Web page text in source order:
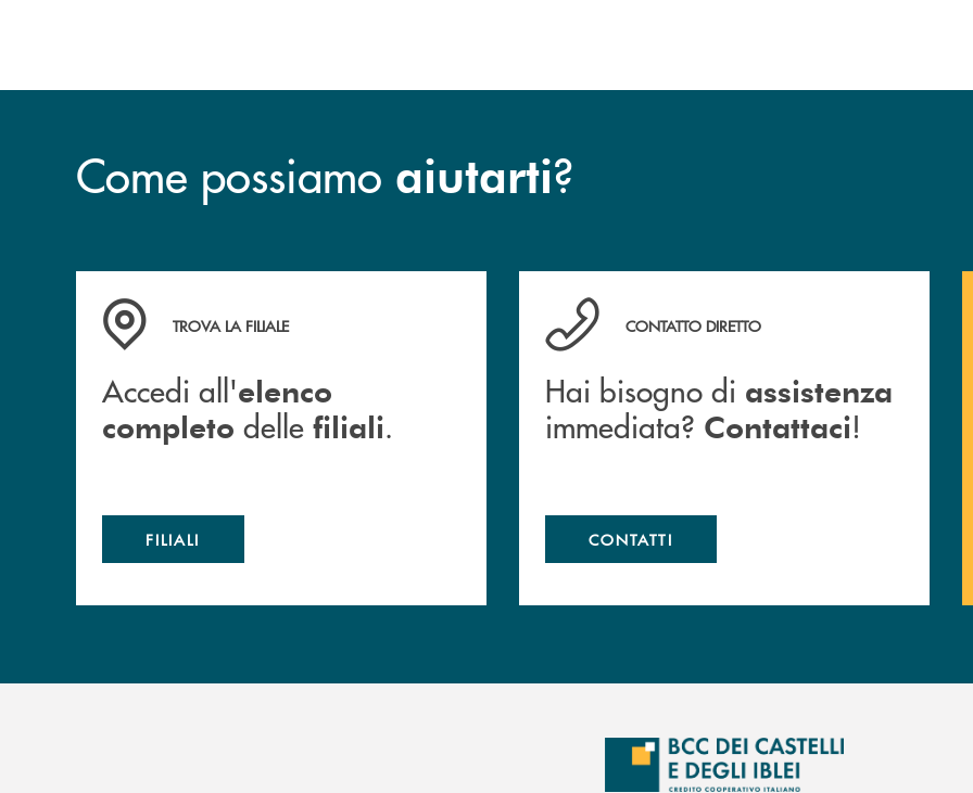
una dimensione di vertice nel panorama
Come possiamo aiutarti?
Accedi all' elenco completo delle filiali .
TROVA LA FILIALE
Accedi all'elenco
completo delle filiali.
FILIALI
Hai bisogno di assistenza immediata? Contattaci !
CONTATTO DIRETTO
Hai bisogno di assistenza
immediata? Contattaci!
CONTATTI